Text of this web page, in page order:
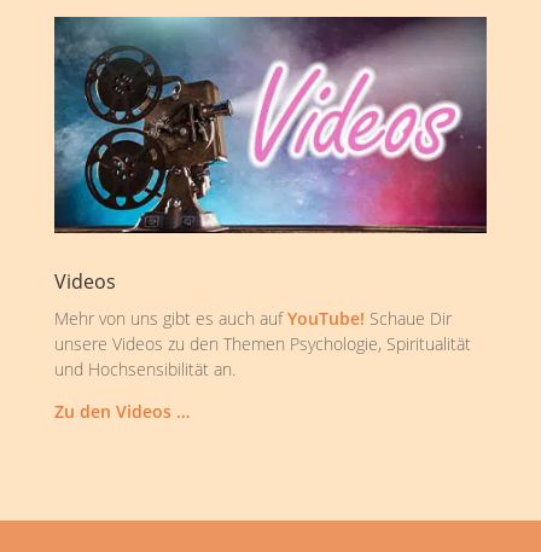
Videos
Mehr von uns gibt es auch aufYouTube! Schaue Dir
unsere Videos zu den Themen Psychologie, Spiritualität
und Hochsensibilität an.
Zu den Videos …